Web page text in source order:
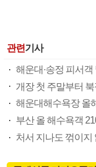
관련기사
해운대·송정 피서
개장 첫 주말부터
해운대해수욕장 올
부산 올 해수욕객
처서 지나도 꺾이